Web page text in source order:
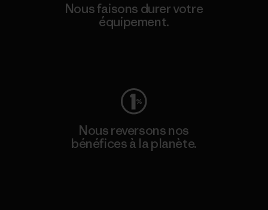
Nous faisons durer votre
équipement.
Nous reversons nos
bénéfices à la planète.